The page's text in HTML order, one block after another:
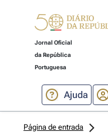
Jornal Oficial
da República
Portuguesa
Ajuda
Página de entrada